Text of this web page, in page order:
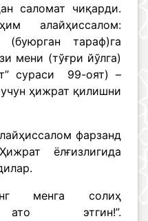
саломат чиқарди.
алайҳиссалом:
тараф)га
мени (тўғри йўлга)
сураси 99-оят) –
ҳижрат қилишни
фарзанд
ёлғизлигида
менга солиҳ
ато этгин!”.